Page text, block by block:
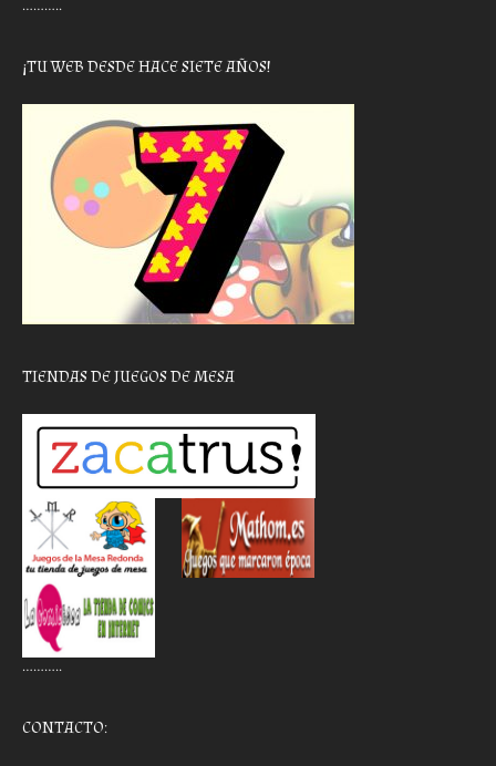
………..
¡TU WEB DESDE HACE SIETE AÑOS!
TIENDAS DE JUEGOS DE MESA
………..
CONTACTO: